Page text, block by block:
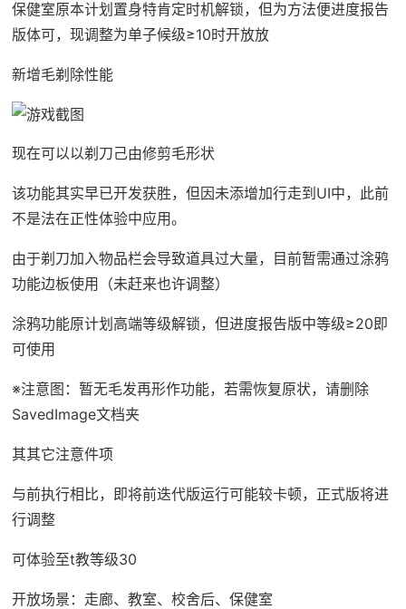
保健室原本计划置身特肯定时机解锁，但为方法便进度报告
版体可，现调整为单子候级≥10时开放放
新增毛剃除性能
现在可以以剃刀己由修剪毛形状
该功能其实早已开发获胜，但因未添增加行走到UI中，此前
不是法在正性体验中应用。
由于剃刀加入物品栏会导致道具过大量，目前暂需通过涂鸦
功能边板使用（未赶来也许调整）
涂鸦功能原计划高端等级解锁，但进度报告版中等级≥20即
可使用
※注意图 ：暂无毛发再形作功能，若需恢复原状，请删除
SavedImage文档夹
其其它注意件项
与前执行相比，即将前迭代版运行可能较卡顿，正式版将进
行调整
可体验至t教等级30
开放场景：走廊、教室、校舍后、保健室